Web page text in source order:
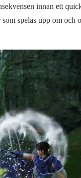
innan ett
spelas upp om och